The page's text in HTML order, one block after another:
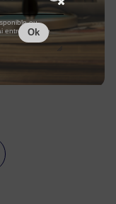
ou
entre la fin de
Ok